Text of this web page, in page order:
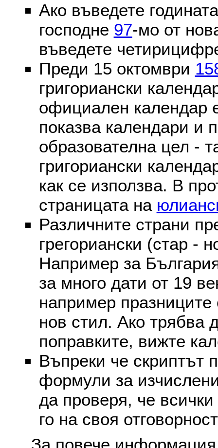
Ако въведете
господне 97-мо от
въведете
Преди 15 октомври
григориански
официален календар
показва календари и
образователна цел -
григориански
как се използва. В
страницата на
Различните страни
грегориански (стар -
Например за
за много дати от 19
например празниците
нов стил. Ако трябва
поправките, вижте
Въпреки че скриптът
формули за
да проверя, че
го на своя